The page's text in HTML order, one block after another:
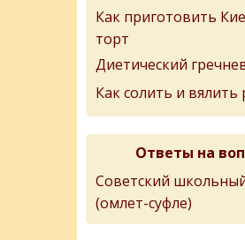
Как приготовить
торт
Диетический
Как солить и вялить
Ответы на
Советский
(омлет-суфле)